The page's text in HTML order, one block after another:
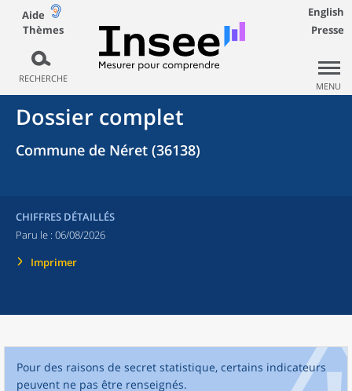
Aide
Thèmes
RECHERCHE
English
Presse
MENU
Dossier complet
Commune de Néret (36138)
CHIFFRES DÉTAILLÉS
Paru le : 06/08/2026
Imprimer
Pour des raisons de secret statistique, certains indicateurs
peuvent ne pas être renseignés.